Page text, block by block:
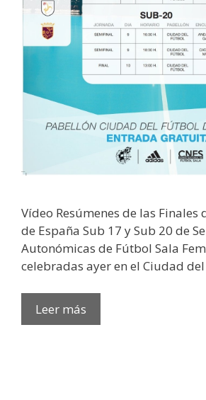
Vídeo Resúmenes de las Finales
de España Sub 17 y Sub 20 de
Autonómicas de Fútbol Sala
celebradas ayer en el Ciudad
Leer más